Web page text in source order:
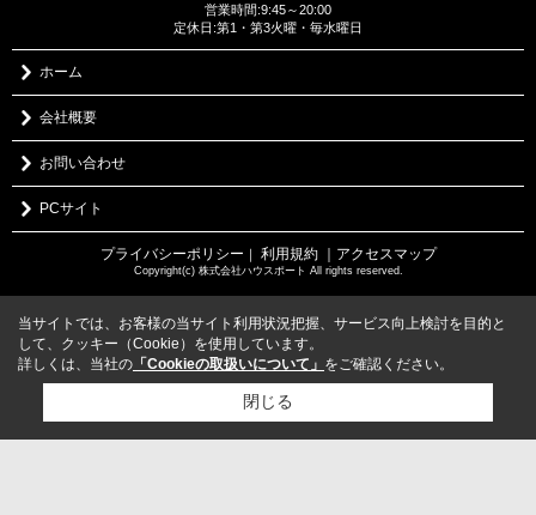
営業時間:9:45～20:00
定休日:第1・第3火曜・毎水曜日
ホーム
会社概要
お問い合わせ
PCサイト
プライバシーポリシー ｜ 利用規約 ｜アクセスマップ
Copyright(c) 株式会社ハウスポート All rights reserved.
当サイトでは、お客様の当サイト利用状況把握、サービス向上検討を目的と
して、クッキー（Cookie）を使用しています。
詳しくは、当社の 「Cookieの取扱いについて」 をご確認ください。
閉じる